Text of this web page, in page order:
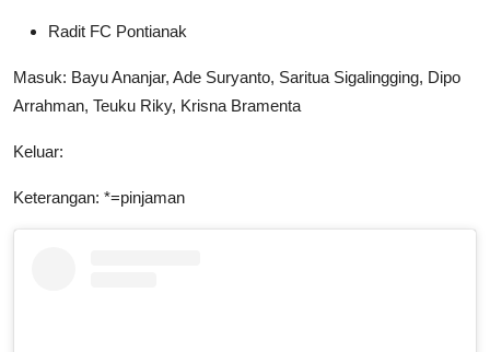
Radit FC Pontianak
Masuk: Bayu Ananjar, Ade Suryanto, Saritua Sigalingging, Dipo
Arrahman, Teuku Riky, Krisna Bramenta
Keluar:
Keterangan: *=pinjaman